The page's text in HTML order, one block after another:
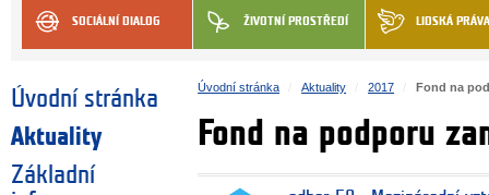
SOCIÁLNÍ DIALOG ŽIVOTNÍ PROSTŘEDÍ LIDSKÁ PRÁVA
Úvodní stránka
Aktuality
Základní
Úvodní stránka Aktuality 2017 Fond na
Fond na podporu